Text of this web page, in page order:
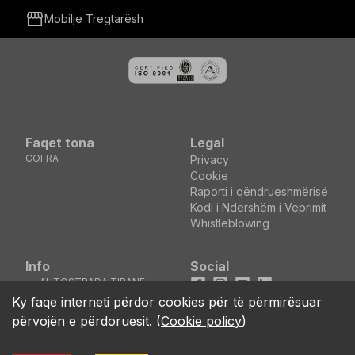
storefrontMobilje Tregtarësh
Faqet tona
COFRA
Legal
Privacy
Cookie
Raporti i qëndrueshmërisë
Kodi i Ndershëm i Veprimit
Whistleblowing
Info
location_on
AUTOSTRADA TIRANE
DURRES KM5 MEZEZ
KASHAR - TIRANE
(ALBANIA)
Social
Facebook
Instagram
Youtube
LinkedIn
Ky faqe interneti përdor cookies për të përmirësuar
përvojën e përdoruesit. (Cookie policy)